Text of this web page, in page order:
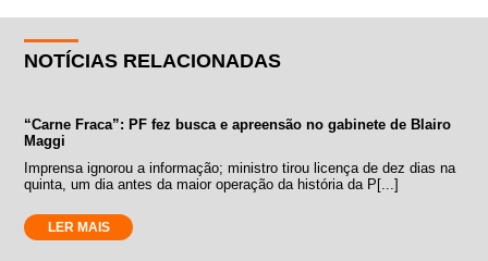
NOTÍCIAS RELACIONADAS
“Carne Fraca”: PF fez busca e apreensão no gabinete de Blairo
Maggi
Imprensa ignorou a informação; ministro tirou licença de dez dias na
quinta, um dia antes da maior operação da história da P[...]
LER MAIS